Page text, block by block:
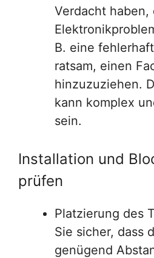
Verdacht haben,
B. eine
ratsam, einen
hinzuzuziehen.
kann komplex
sein.
Installation und
prüfen
Platzierung des
Sie sicher, dass
genügend